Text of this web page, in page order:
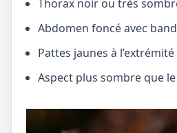
Thorax noir ou très
Abdomen foncé avec
Pattes jaunes à l’extrémité
Aspect plus sombre que